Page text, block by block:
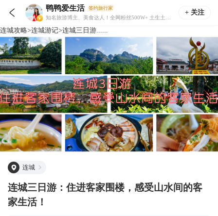
 鸭鸭爱生活 签约旅行家
+ 关注
连城攻略>连城游记>连城三日游......
连城
连城三日游：住进客家围楼，感受山水间的客
家生活！